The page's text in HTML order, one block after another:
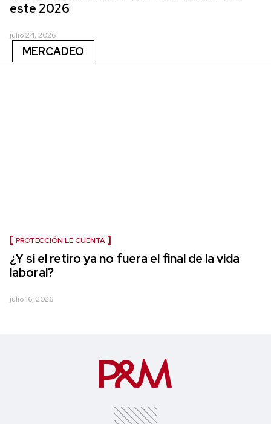
este 2026
julio 24, 2026
MERCADEO
PROTECCIÓN LE CUENTA
¿Y si el retiro ya no fuera el final de la vida
laboral?
julio 16, 2026